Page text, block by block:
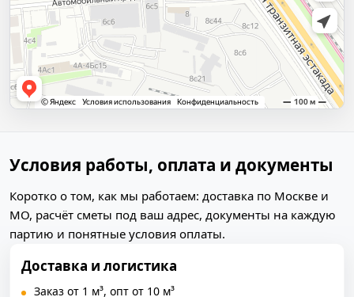
Условия работы, оплата и документы
Коротко о том, как мы работаем: доставка по Москве и
МО, расчёт сметы под ваш адрес, документы на каждую
партию и понятные условия оплаты.
Доставка и логистика
Заказ от 1 м³, опт от 10 м³